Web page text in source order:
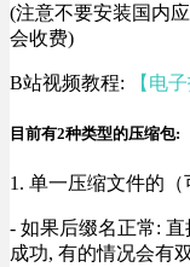
(注意不要安装国内
会收费)
B站视频教程: 【电
目前有2种类型的压缩包:
1. 单一压缩文件的
- 如果后缀名正常:
成功, 有的情况会有